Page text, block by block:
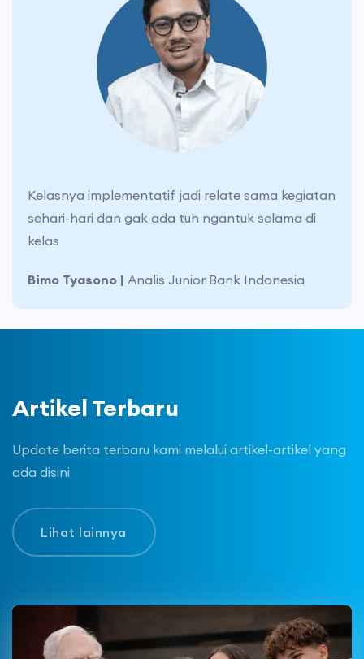
Harganya tergolong terjangkau dibanding
tempat lain dengan fasilitas yang sangat baik
dan memadai
Noel Yesra |Coordinator Asset Medco
Artikel Terbaru
Update berita terbaru kami melalui artikel-artikel yang
ada disini
Lihat lainnya